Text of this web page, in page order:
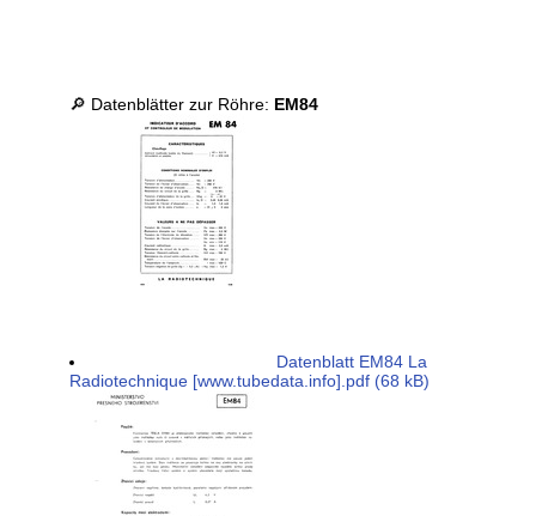
🔎 Datenblätter zur Röhre: EM84
Datenblatt EM84 La
Radiotechnique [www.tubedata.info].pdf (68 kB)